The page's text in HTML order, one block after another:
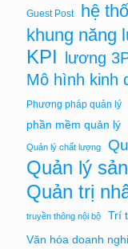
Guest Post hệ
khung năng
KPI lương
Mô hình kinh
Phương pháp quản lý
phần mềm quản lý
Quản lý chất lượng
Quản lý
Quản trị
truyền thông nội bộ Trí
Văn hóa doanh